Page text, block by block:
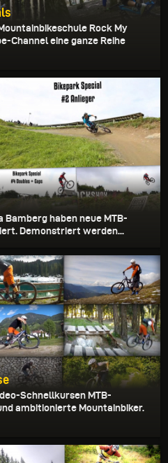
Rock My
Channel eine ganze Reihe
Bamberg haben neue MTB-
Demonstriert werden...
Schnellkursen MTB-
ambitionierte Mountainbiker.